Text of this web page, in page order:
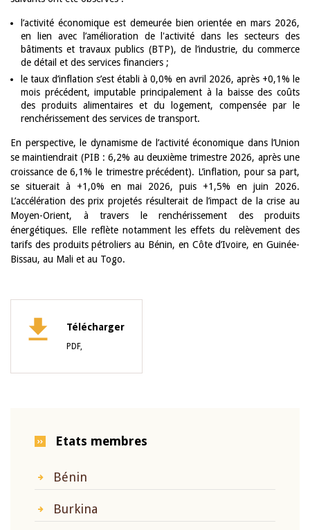
l’activité économique est demeurée bien orientée en mars 2026,
en lien avec l’amélioration de l'activité dans les secteurs des
bâtiments et travaux publics (BTP), de l’industrie, du commerce
de détail et des services financiers ;
le taux d’inflation s’est établi à 0,0% en avril 2026, après +0,1% le
mois précédent, imputable principalement à la baisse des coûts
des produits alimentaires et du logement, compensée par le
renchérissement des services de transport.
En perspective, le dynamisme de l’activité économique dans l’Union
se maintiendrait (PIB : 6,2% au deuxième trimestre 2026, après une
croissance de 6,1% le trimestre précédent). L’inflation, pour sa part,
se situerait à +1,0% en mai 2026, puis +1,5% en juin 2026.
L’accélération des prix projetés résulterait de l’impact de la crise au
Moyen-Orient, à travers le renchérissement des produits
énergétiques. Elle reflète notamment les effets du relèvement des
tarifs des produits pétroliers au Bénin, en Côte d’Ivoire, en Guinée-
Bissau, au Mali et au Togo.
Télécharger
PDF,
Etats membres
Bénin
Burkina